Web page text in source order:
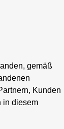
gemäß
Kunden
in diesem